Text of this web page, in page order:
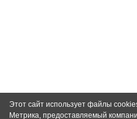
Этот сайт использует файлы
Метрика, предоставляемый